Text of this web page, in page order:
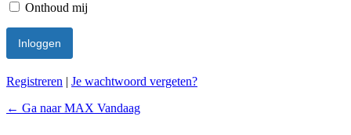
Onthoud mij
Registreren | Je wachtwoord vergeten?
← Ga naar MAX Vandaag